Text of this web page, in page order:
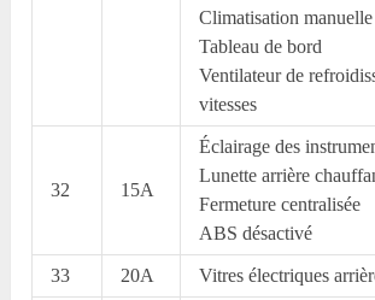
Climatisation manuelle
Tableau de bord
Ventilateur de
vitesses
32 15A
Éclairage des
Lunette arrière
Fermeture centralisée
ABS désactivé
33 20A Vitres électriques